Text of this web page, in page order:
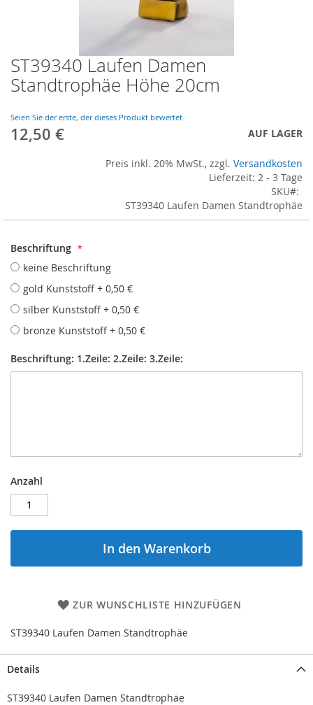
ST39340 Laufen Damen
Standtrophäe Höhe 20cm
Seien Sie der erste, der dieses Produkt bewertet
12,50 € AUF LAGER
Preis inkl. 20% MwSt., zzgl. Versandkosten
Lieferzeit: 2 - 3 Tage
SKU
ST39340 Laufen Damen Standtrophäe
Beschriftung
keine Beschriftung
gold Kunststoff + 0,50 €
silber Kunststoff + 0,50 €
bronze Kunststoff + 0,50 €
Beschriftung: 1.Zeile: 2.Zeile: 3.Zeile:
Anzahl
In den Warenkorb
ZUR WUNSCHLISTE HINZUFÜGEN
ST39340 Laufen Damen Standtrophäe
Skip
to
the
of
the
images
Details
ST39340 Laufen Damen Standtrophäe